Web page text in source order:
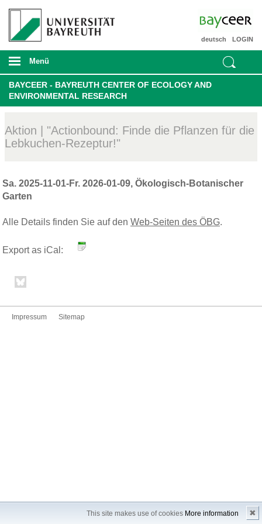
This site makes use of cookies More information ✖
LOGIN
deutsch
Menü
BAYCEER - BAYREUTH CENTER OF ECOLOGY AND
ENVIRONMENTAL RESEARCH
Aktion | "Actionbound: Finde die Pflanzen für die
Lebkuchen-Rezeptur!"
Sa. 2025-11-01-Fr. 2026-01-09, Ökologisch-Botanischer
Garten
Alle Details finden Sie auf den Web-Seiten des ÖBG.
Export as iCal:
Impressum Sitemap